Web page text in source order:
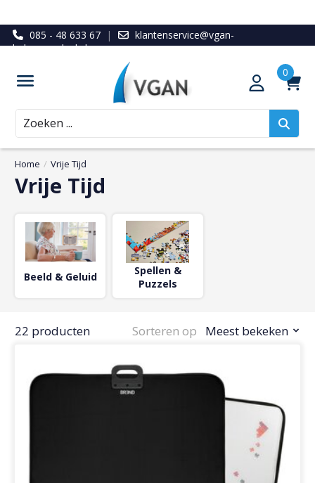
085 - 48 633 67 |
klantenservice@vgan-
ledenvoordeel.nl
Zoeken
Home / Vrije Tijd
Vrije Tijd
Beeld & Geluid
Spellen &
Puzzels
22 producten Sorteren op Meest bekeken